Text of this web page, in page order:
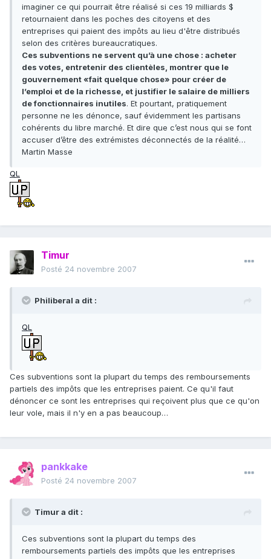
imaginer ce qui pourrait être réalisé si ces 19 milliards $
retournaient dans les poches des citoyens et des
entreprises qui paient des impôts au lieu d'être distribués
selon des critères bureaucratiques.
Ces subventions ne servent qu’à une chose : acheter
des votes, entretenir des clientèles, montrer que le
gouvernement «fait quelque chose» pour créer de
l’emploi et de la richesse, et justifier le salaire de milliers
de fonctionnaires inutiles. Et pourtant, pratiquement
personne ne les dénonce, sauf évidemment les partisans
cohérents du libre marché. Et dire que c’est nous qui se font
accuser d’être des extrémistes déconnectés de la réalité…
Martin Masse
QL
Timur
Posté 24 novembre 2007
Philiberal a dit :
QL
Ces subventions sont la plupart du temps des remboursements
partiels des impôts que les entreprises paient. Ce qu'il faut
dénoncer ce sont les entreprises qui reçoivent plus que ce qu'on
leur vole, mais il n'y en a pas beaucoup…
pankkake
Posté 24 novembre 2007
Timur a dit :
Ces subventions sont la plupart du temps des
remboursements partiels des impôts que les entreprises